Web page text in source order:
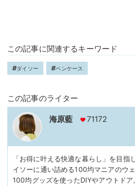
この記事に関連するキーワード
ダイソー ペンケース
この記事のライター
海原藍 71172
「お得に叶える快適な暮らし」を目指
イソーに通い詰める100均マニアのウ
100均グッズを使ったDIYやアウトド